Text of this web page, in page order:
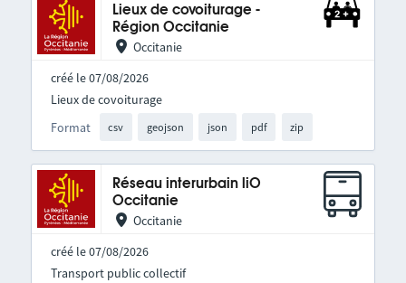
Lieux de covoiturage -
Région Occitanie
Occitanie
créé le 07/08/2026
Format csv geojson json pdf zip
Lieux de covoiturage
Réseau interurbain liO
Occitanie
Occitanie
créé le 07/08/2026
Transport public collectif